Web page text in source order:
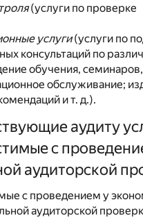
(услуги по проверке
услуги(услуги по
консультаций по
обучения,
обслуживание;
и т. д.).
аудиту
с
аудиторской
с проведением у
аудиторской